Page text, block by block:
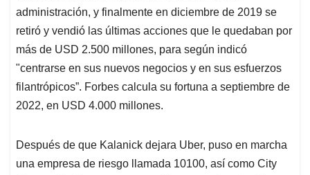
administración, y finalmente en diciembre de 2019 se
retiró y vendió las últimas acciones que le quedaban por
más de USD 2.500 millones, para según indicó
"centrarse en sus nuevos negocios y en sus esfuerzos
filantrópicos”. Forbes calcula su fortuna a septiembre de
2022, en USD 4.000 millones.
Después de que Kalanick dejara Uber, puso en marcha
una empresa de riesgo llamada 10100, así como City